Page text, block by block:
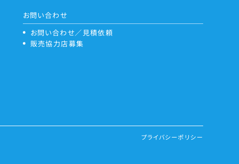
お問い合わせ
お問い合わせ／見積依頼
販売協力店募集
プライバシーポリシー